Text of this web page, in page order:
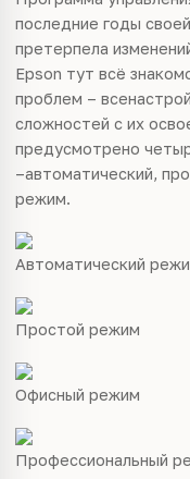
последние годы
претерпела
Epson тут всё
проблем –
сложностей с их
предусмотрено
–автоматический,
режим.
Автоматический
Простой режим
Офисный режим
Профессиональный